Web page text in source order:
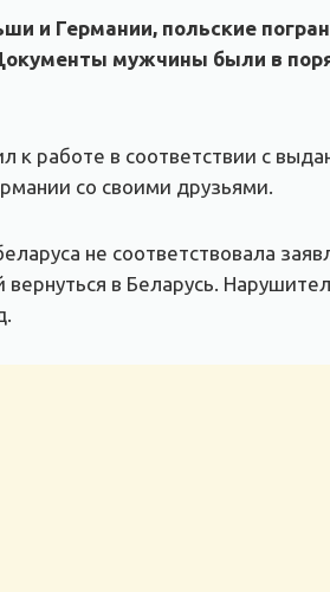
и Германии, польские
мужчины были в
к работе в соответствии с
со своими друзьями.
не соответствовала
вернуться в Беларусь.